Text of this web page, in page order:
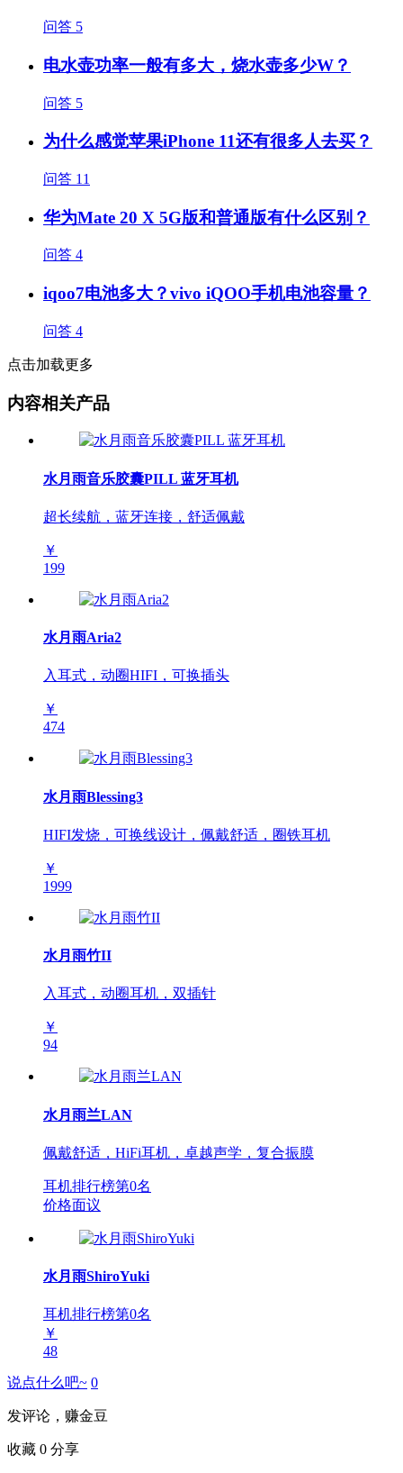
问答 5
电水壶功率一般有多大，烧水壶多少W？
问答 5
为什么感觉苹果iPhone 11还有很多人去买？
问答 11
华为Mate 20 X 5G版和普通版有什么区别？
问答 4
iqoo7电池多大？vivo iQOO手机电池容量？
问答 4
点击加载更多
内容相关产品
水月雨音乐胶囊PILL 蓝牙耳机
超长续航，蓝牙连接，舒适佩戴
￥
199
水月雨Aria2
入耳式，动圈HIFI，可换插头
￥
474
水月雨Blessing3
HIFI发烧，可换线设计，佩戴舒适，圈铁耳机
￥
1999
水月雨竹II
入耳式，动圈耳机，双插针
￥
94
水月雨兰LAN
佩戴舒适，HiFi耳机，卓越声学，复合振膜
耳机排行榜第0名
价格面议
水月雨ShiroYuki
耳机排行榜第0名
￥
48
说点什么吧~ 0
发评论，赚金豆
收藏 0 分享